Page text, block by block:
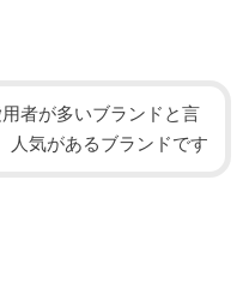
者が多いブランドと言
人気があるブランドです